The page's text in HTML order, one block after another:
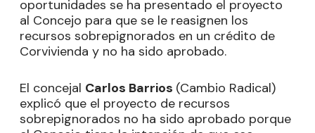
oportunidades se ha presentado el proyecto
al Concejo para que se le reasignen los
recursos sobrepignorados en un crédito de
Corvivienda y no ha sido aprobado.
El concejal Carlos Barrios (Cambio Radical)
explicó que el proyecto de recursos
sobrepignorados no ha sido aprobado porque